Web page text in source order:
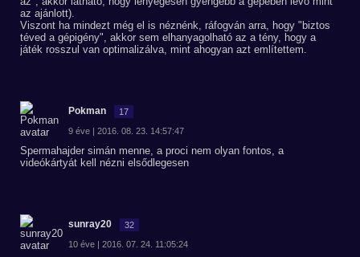
az ajánlott).
Viszont ha mindezt még el is néznénk, ráfogván arra, hogy "biztos
téved a gépigény", akkor sem elhanyagolható az a tény, hogy a
játék rosszul van optimalizálva, mint ahogyan azt említettem.
Pokman 17
9 éve | 2016. 08. 23. 14:57:47
Spermahajder simán menne, a proci nem olyan fontos, a
videókártyát kell nézni elsődlegesen
sunray20 32
10 éve | 2016. 07. 24. 11:05:24